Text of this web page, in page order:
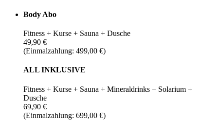
Body Abo
Fitness + Kurse + Sauna + Dusche
49,90 €
(Einmalzahlung: 499,00 €)
ALL INKLUSIVE
Fitness + Kurse + Sauna + Mineraldrinks + Solarium +
Dusche
69,90 €
(Einmalzahlung: 699,00 €)